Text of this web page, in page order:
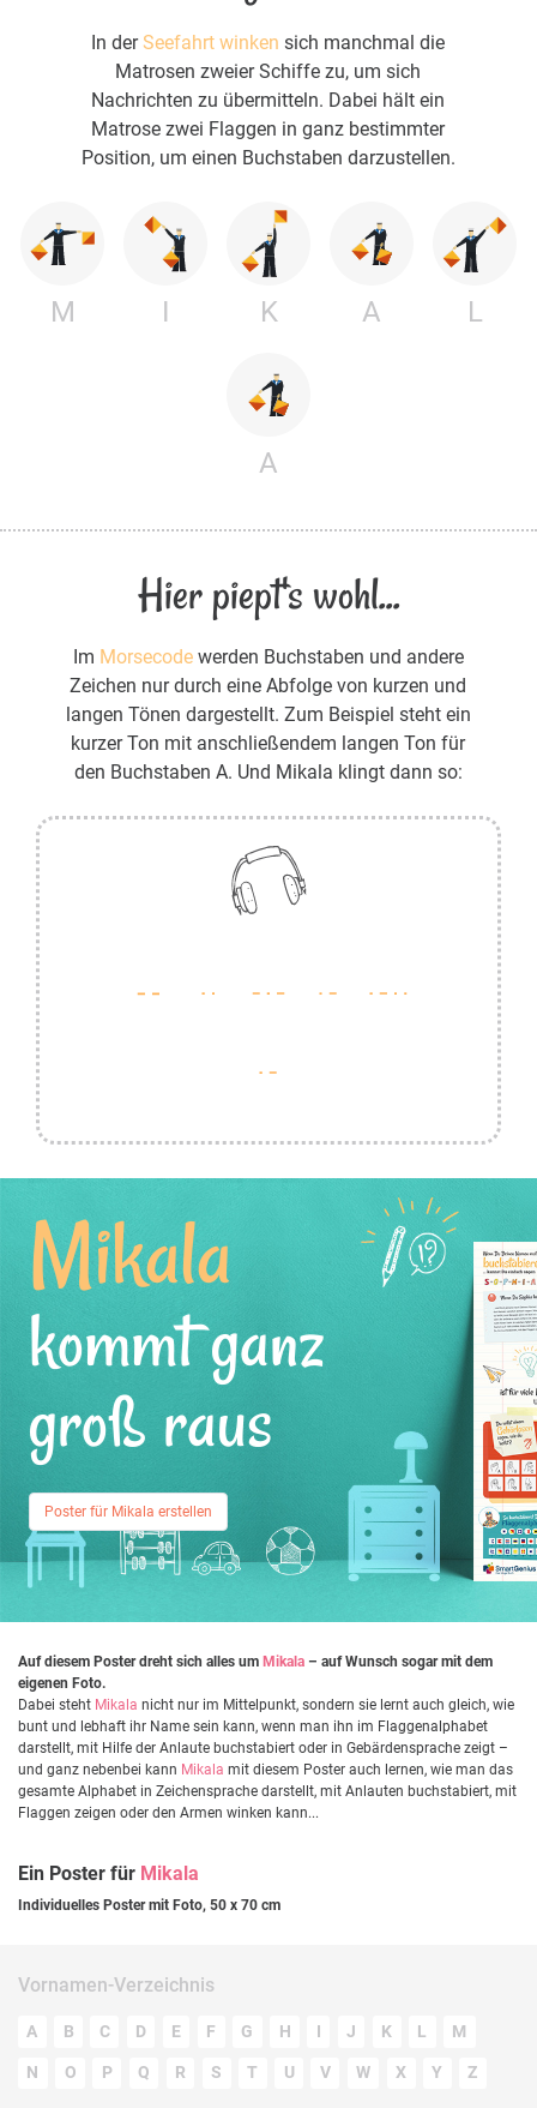
In derSeefahrt winken sich manchmal die
Matrosen zweier Schiffe zu, um sich
Nachrichten zu übermitteln. Dabei hält ein
Matrose zwei Flaggen in ganz bestimmter
Position, um einen Buchstaben darzustellen.
M I K A L
A
Hier piept's wohl...
Im Morsecodewerden Buchstaben und andere
Zeichen nur durch eine Abfolge von kurzen und
langen Tönen dargestellt. Zum Beispiel steht ein
kurzer Ton mit anschließendem langen Ton für
den Buchstaben A. Und Mikala klingt dann so:
Mikala
kommt ganz
groß raus
Poster für Mikala erstellen
Auf diesem Poster dreht sich alles um Mikala – auf Wunsch sogar mit dem
eigenen Foto.
Dabei steht Mikala nicht nur im Mittelpunkt, sondern sie lernt auch gleich, wie
bunt und lebhaft ihr Name sein kann, wenn man ihn im Flaggenalphabet
darstellt, mit Hilfe der Anlaute buchstabiert oder in Gebärdensprache zeigt –
und ganz nebenbei kann Mikala mit diesem Poster auch lernen, wie man das
gesamte Alphabet in Zeichensprache darstellt, mit Anlauten buchstabiert, mit
Flaggen zeigen oder den Armen winken kann...
Ein Poster für Mikala
Individuelles Poster mit Foto, 50 x 70 cm
Vornamen-Verzeichnis
A B C D E F G H I J K L M
N O P Q R S T U V W X Y Z